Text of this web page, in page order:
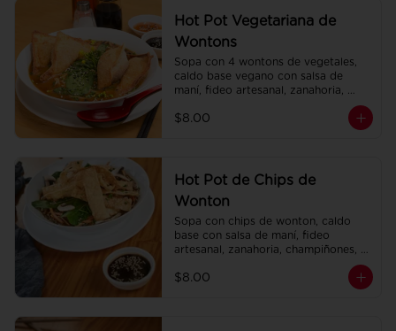
Hot Pot Vegetariana de
Wontons
Sopa con 4 wontons de vegetales,
caldo base vegano con salsa de
maní, fideo artesanal, zanahoria,
$8.00
Hot Pot de Chips de
Wonton
Sopa con chips de wonton, caldo
base con salsa de maní, fideo
artesanal, zanahoria, champiñones,
$8.00